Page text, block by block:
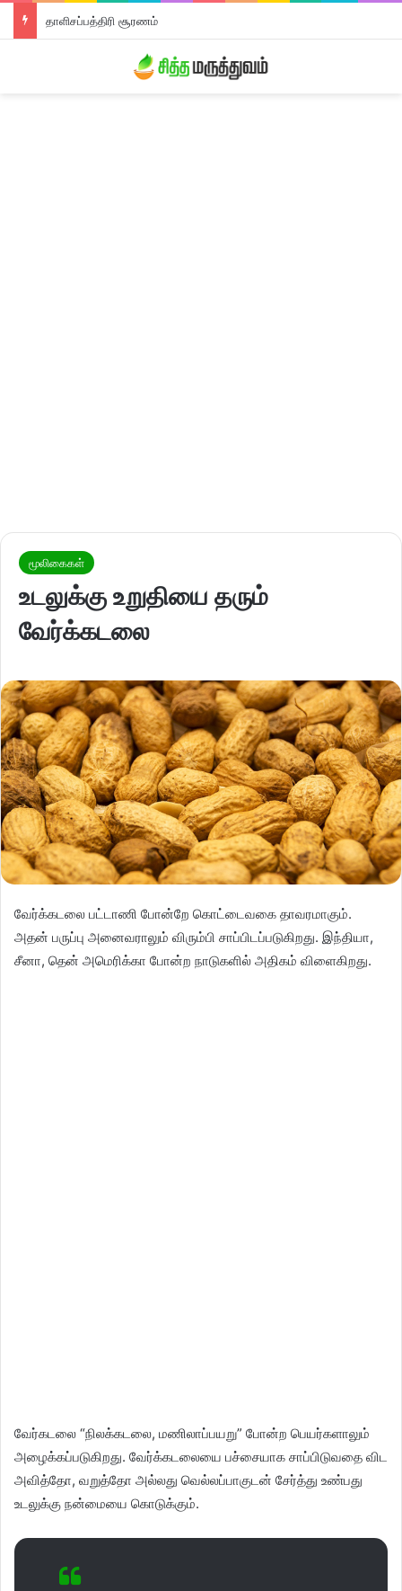
தாளிசப்பத்திரி சூரணம்
மூலிகைகள்
உடலுக்கு உறுதியை தரும்
வேர்க்கடலை
வேர்க்கடலை பட்டாணி போன்றே கொட்டைவகை தாவரமாகும்.
அதன் பருப்பு அனைவராலும் விரும்பி சாப்பிடப்படுகிறது. இந்தியா,
சீனா, தென் அமெரிக்கா போன்ற நாடுகளில் அதிகம் விளைகிறது.
வேர்கடலை “நிலக்கடலை, மணிலாப்பயறு” போன்ற பெயர்களாலும்
அழைக்கப்படுகிறது. வேர்க்கடலையை பச்சையாக சாப்பிடுவதை விட
அவித்தோ, வறுத்தோ அல்லது வெல்லப்பாகுடன் சேர்த்து உண்பது
உடலுக்கு நன்மையை கொடுக்கும்.